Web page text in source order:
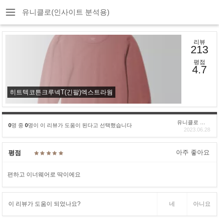
유니클로(인사이트 분석용)
히트텍코튼크루넥T(긴팔)엑스트라웜
리뷰
213
평점
4.7
0명 중 0명이 이 리뷰가 도움이 된다고 선택했습니다
2023.06.28
평점 아주 좋아요
편하고 이너웨어로 딱이에요
이 리뷰가 도움이 되었나요? 네 아니요